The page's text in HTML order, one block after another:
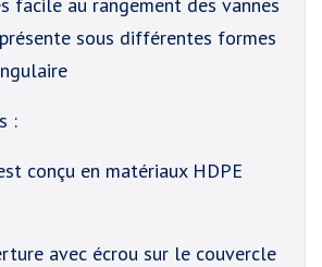
sous différentes formes
:
conçu en matériaux HDPE
avec écrou sur le couvercle